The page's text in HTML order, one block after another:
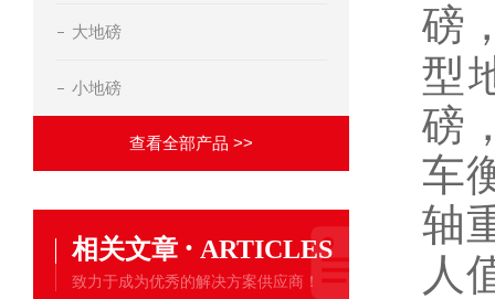
大地磅
小地磅
查看全部产品 >>
相关文章 · ARTICLES
致力于成为优秀的解决方案供应商！
磅
型
磅
车
轴
人